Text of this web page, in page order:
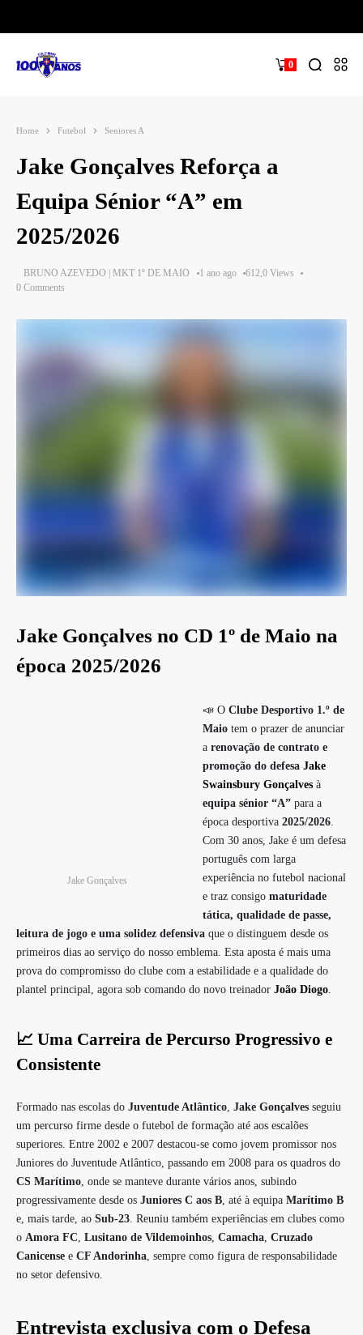
0
Home Futebol Seniores A
Jake Gonçalves Reforça a
Equipa Sénior “A” em
2025/2026
BRUNO AZEVEDO | MKT 1º DE MAIO 1 ano ago
612,0 Views
0 Comments
Jake Gonçalves no CD 1º de Maio na
época 2025/2026
Jake Gonçalves
📣 O Clube Desportivo 1.º de
Maio tem o prazer de anunciar
a renovação de contrato e
promoção do defesa Jake
Swainsbury Gonçalves à
equipa sénior “A” para a
época desportiva 2025/2026.
Com 30 anos, Jake é um defesa
português com larga
experiência no futebol nacional
e traz consigo maturidade
tática, qualidade de passe,
leitura de jogo e uma solidez defensiva que o distinguem desde os
primeiros dias ao serviço do nosso emblema. Esta aposta é mais uma
prova do compromisso do clube com a estabilidade e a qualidade do
plantel principal, agora sob comando do novo treinador João Diogo.
📈 Uma Carreira de Percurso Progressivo e
Consistente
Formado nas escolas do Juventude Atlântico, Jake Gonçalves seguiu
um percurso firme desde o futebol de formação até aos escalões
superiores. Entre 2002 e 2007 destacou-se como jovem promissor nos
Juniores do Juventude Atlântico, passando em 2008 para os quadros do
CS Marítimo, onde se manteve durante vários anos, subindo
progressivamente desde os Juniores C aos B, até à equipa Marítimo B
e, mais tarde, ao Sub-23. Reuniu também experiências em clubes como
o Amora FC, Lusitano de Vildemoinhos, Camacha, Cruzado
Canicense e CF Andorinha, sempre como figura de responsabilidade
no setor defensivo.
Entrevista exclusiva com o Defesa